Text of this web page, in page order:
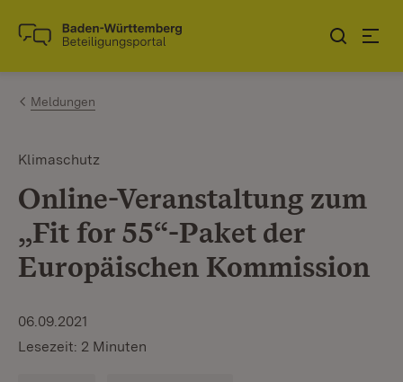
Zum Inhalt springen
Link zur Startseite
Meldungen
Klimaschutz
Online-Veranstaltung zum
„Fit for 55“-Paket der
Europäischen Kommission
06.09.2021
Lesezeit: 2 Minuten